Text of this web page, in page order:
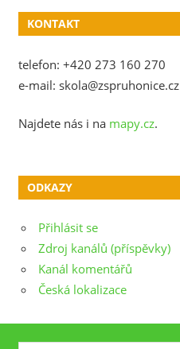
KONTAKT
telefon: +420 273 160 270
e-mail: skola@zspruhonice.cz
Najdete nás i na mapy.cz.
ODKAZY
Přihlásit se
Zdroj kanálů (příspěvky)
Kanál komentářů
Česká lokalizace